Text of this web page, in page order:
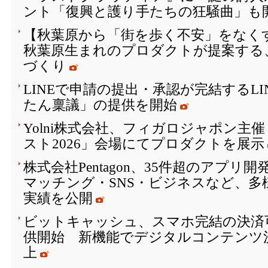
ント「復興と護り手たちの狂騒曲」も
【秋葉原から「街を歩く不安」をな
秋葉原生まれのプロダクトが提案す
づくり
LINEで申請の提出・承認が完結する
たん稟議」の提供を開始
Yolni株式会社、フィガロジャポン主
スト2026」会場にてプロダクトを展示
株式会社Pentagon、35件超のアプリ開
マッチング・SNS・ビジネスなど、
実績を公開
ビットキャッシュ、スマホ完結の決
供開始 新機能でデジタルコンテンツ
上